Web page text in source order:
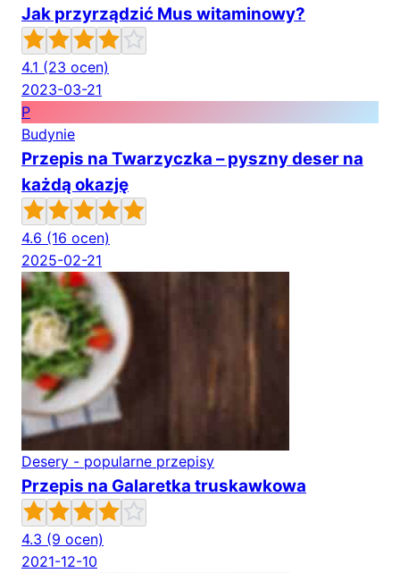
Jak przyrządzić Mus witaminowy?
4.1 (23 ocen)
2023-03-21
P
Budynie
Przepis na Twarzyczka – pyszny deser na
każdą okazję
4.6 (16 ocen)
2025-02-21
Desery - popularne przepisy
Przepis na Galaretka truskawkowa
4.3 (9 ocen)
2021-12-10